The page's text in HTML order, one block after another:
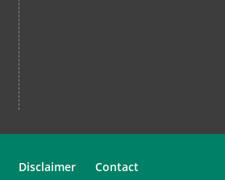
Disclaimer Contact